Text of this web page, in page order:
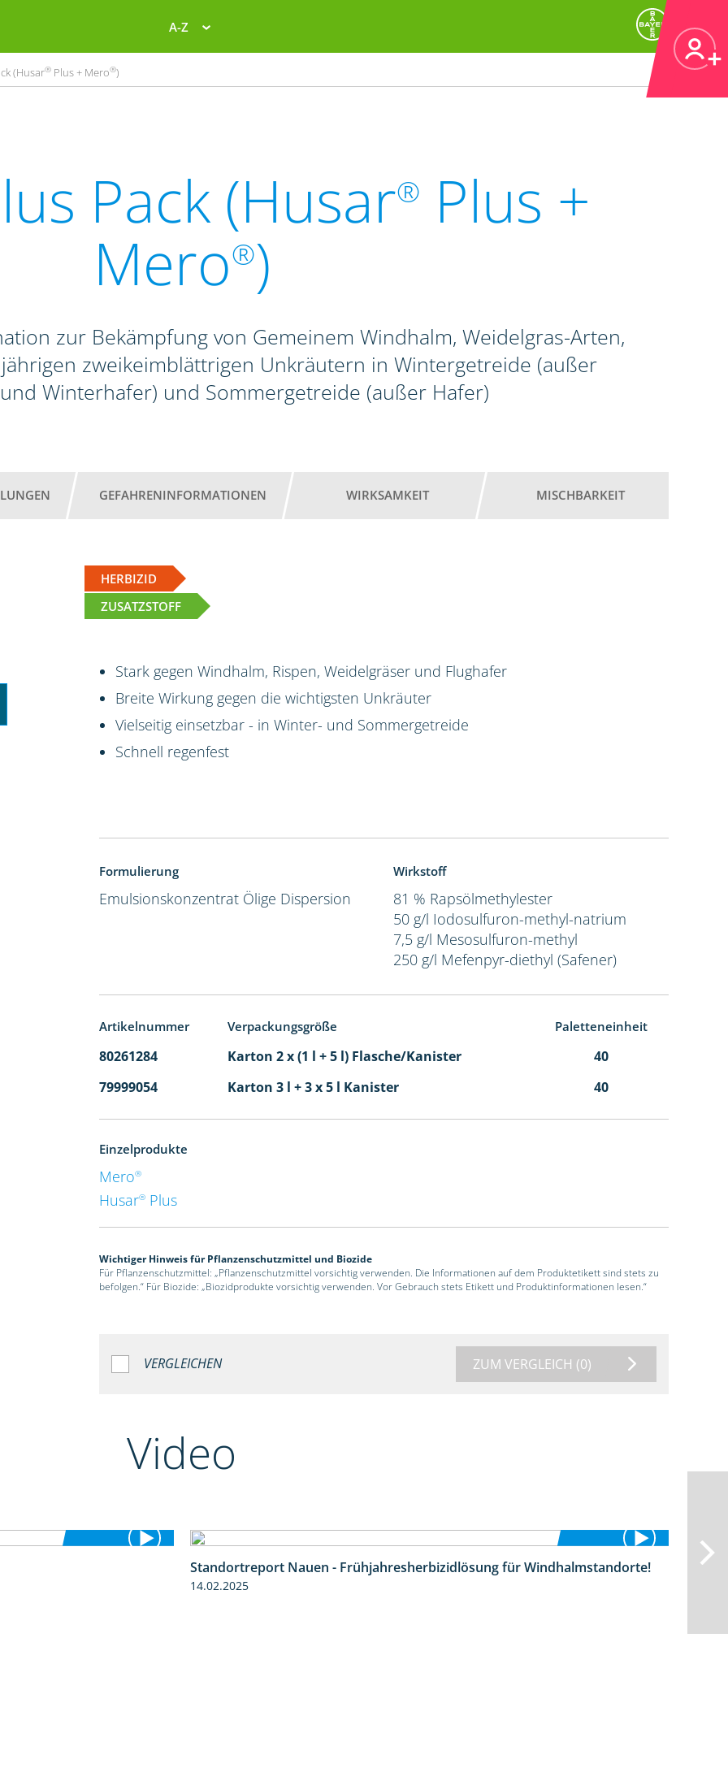
A-Z
(Husar® Plus + Mero®)
Pack (Husar® Plus +
Mero®)
zur Bekämpfung von Gemeinem Windhalm, Weidelgras-Arten,
zweikeimblättrigen Unkräutern in Wintergetreide (außer
Winterhafer) und Sommergetreide (außer Hafer)
GEFAHRENINFORMATIONEN WIRKSAMKEIT MISCHBARKEIT
HERBIZID
ZUSATZSTOFF
Stark gegen Windhalm, Rispen, Weidelgräser und Flughafer
Breite Wirkung gegen die wichtigsten Unkräuter
Vielseitig einsetzbar - in Winter- und Sommergetreide
Schnell regenfest
Formulierung
Emulsionskonzentrat Ölige Dispersion
Wirkstoff
81 % Rapsölmethylester
50 g/l Iodosulfuron-methyl-natrium
7,5 g/l Mesosulfuron-methyl
250 g/l Mefenpyr-diethyl (Safener)
Artikelnummer Verpackungsgröße Paletteneinheit
80261284 Karton 2 x (1 l + 5 l) Flasche/Kanister
40
79999054
Karton 3 l + 3 x 5 l Kanister 40
Einzelprodukte
Mero®
Husar® Plus
Wichtiger Hinweis für Pflanzenschutzmittel und Biozide
Für Pflanzenschutzmittel: „Pflanzenschutzmittel vorsichtig verwenden. Die Informationen auf dem Produktetikett sind stets zu
befolgen.“ Für Biozide: „Biozidprodukte vorsichtig verwenden. Vor Gebrauch stets Etikett und Produktinformationen lesen.“
VERGLEICHEN ZUM VERGLEICH (0)
Video
3:45
Standortreport Nauen - Frühjahresherbizidlösung für Windhalmstandorte!
14.02.2025